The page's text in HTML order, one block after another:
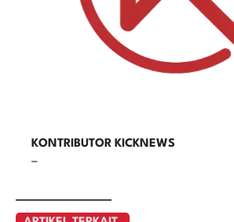
KONTRIBUTOR KICKNEWS
–